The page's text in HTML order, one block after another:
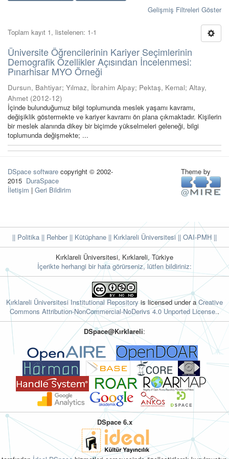
Gelişmiş Filtreleri Göster
Toplam kayıt 1, listelenen: 1-1
Üniversite Öğrencilerinin Kariyer Seçimlerinin
Demografik Özellikler Açısından İncelenmesi:
Pınarhisar MYO Örneği
Dursun, Bahtiyar; Yılmaz, İbrahim Alpay; Pektaş, Kemal; Altay,
Ahmet (2012-12)
İçinde bulunduğumuz bilgi toplumunda meslek yaşamı kavramı,
değişiklik göstermekte ve kariyer kavramı ön plana çıkmaktadır. Kişilerin
bir meslek alanında dikey bir biçimde yükselmeleri geleneği, bilgi
toplumunda değişmekte; ...
DSpace software copyright © 2002-
2015 DuraSpace
İletişim | Geri Bildirim
Theme by
|| Politika || Rehber|| Kütüphane || Kırklareli Üniversitesi || OAI-PMH ||
Kırklareli Üniversitesi, Kırklareli, Türkiye
İçerikte herhangi bir hata görürseniz, lütfen bildiriniz:
Kırklareli Üniversitesi Institutional Repositoryis licensed under aCreative
Commons Attribution-NonCommercial-NoDerivs 4.0 Unported License..
DSpace@Kırklareli:
DSpace 6.x